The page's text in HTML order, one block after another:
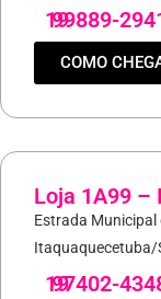
19
99889-
COMO
Loja 1A99 –
Estrada
Itaquaquecetuba/
19
97402-